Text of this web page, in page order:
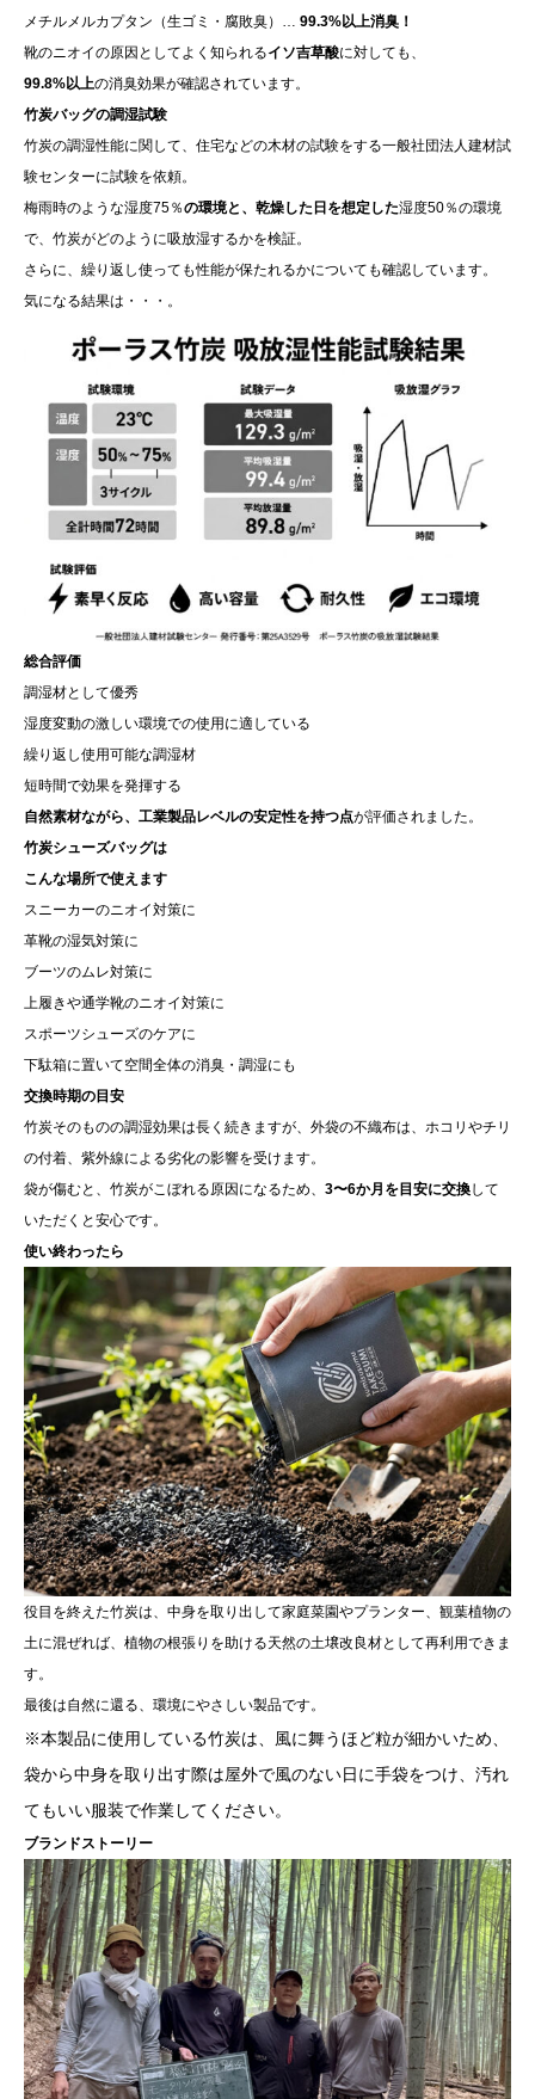
メチルメルカプタン（生ゴミ・腐敗臭）… 99.3%以上消臭！
靴のニオイの原因としてよく知られるイソ吉草酸に対しても、
99.8%以上の消臭効果が確認されています。
竹炭バッグの調湿試験
竹炭の調湿性能に関して、住宅などの木材の試験をする一般社団法人建材試
験センターに試験を依頼。
梅雨時のような湿度75％の環境と、乾燥した日を想定した湿度50％の環境
で、竹炭がどのように吸放湿するかを検証。
さらに、繰り返し使っても性能が保たれるかについても確認しています。
気になる結果は・・・。
総合評価
調湿材として優秀
湿度変動の激しい環境での使用に適している
繰り返し使用可能な調湿材
短時間で効果を発揮する
自然素材ながら、工業製品レベルの安定性を持つ点が評価されました。
竹炭シューズバッグは
こんな場所で使えます
スニーカーのニオイ対策に
革靴の湿気対策に
ブーツのムレ対策に
上履きや通学靴のニオイ対策に
スポーツシューズのケアに
下駄箱に置いて空間全体の消臭・調湿にも
交換時期の目安
竹炭そのものの調湿効果は長く続きますが、外袋の不織布は、ホコリやチリ
の付着、紫外線による劣化の影響を受けます。
袋が傷むと、竹炭がこぼれる原因になるため、 3〜6か月を目安に交換して
いただくと安心です。
使い終わったら
役目を終えた竹炭は、中身を取り出して家庭菜園やプランター、観葉植物の
土に混ぜれば、植物の根張りを助ける天然の土壌改良材として再利用できま
す。
最後は自然に還る、環境にやさしい製品です。
※本製品に使用している竹炭は、風に舞うほど粒が細かいため、
袋から中身を取り出す際は屋外で風のない日に手袋をつけ、汚れ
てもいい服装で作業してください。
ブランドストーリー